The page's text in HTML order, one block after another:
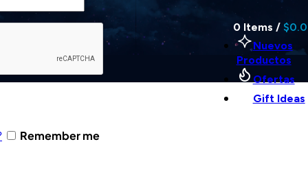
Remember me
0 Items / $
Nuevos
Productos
Ofertas
Gift Ideas